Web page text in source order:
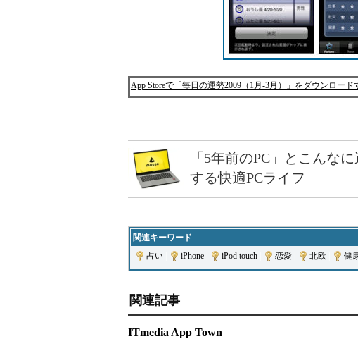
App Storeで「毎日の運勢2009（1月-3月）」をダウンロー
「5年前のPC」とこんな
する快適PCライフ
関連キーワード
占い
iPhone iPod touch 恋愛 北欧 健
関連記事
ITmedia App Town